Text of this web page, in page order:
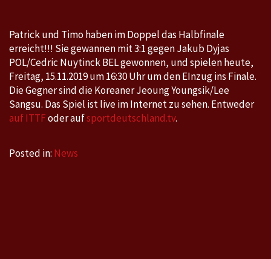
at-
Austrian
Open
,
12.-
Patrick und Timo haben im Doppel das Halbfinale
erreicht!!! Sie gewannen mit 3:1 gegen Jakub Dyjas
POL/Cedric Nuytinck BEL gewonnen, und spielen heute,
Freitag, 15.11.2019 um 16:30 Uhr um den EInzug ins Finale.
Die Gegner sind die Koreaner Jeoung Youngsik/Lee
Sangsu. Das Spiel ist live im Internet zu sehen. Entweder
auf ITTFoder aufsportdeutschland.tv.
Posted in: News